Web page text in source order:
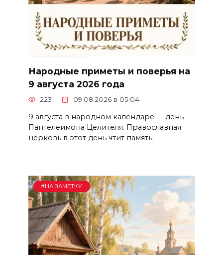
Народные приметы и поверья на
9 августа 2026 года
223 09.08.2026 в 05:04
9 августа в народном календаре — день
Пантелеимона Целителя. Православная
церковь в этот день чтит память
#НА ЗАМЕТКУ